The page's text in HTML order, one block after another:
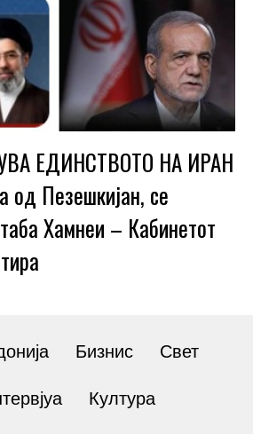
ЕДИНСТВОТО НА ИРАН
од Пезешкијан, се
Хамнеи – Кабинетот
Бизнис Свет
Култура